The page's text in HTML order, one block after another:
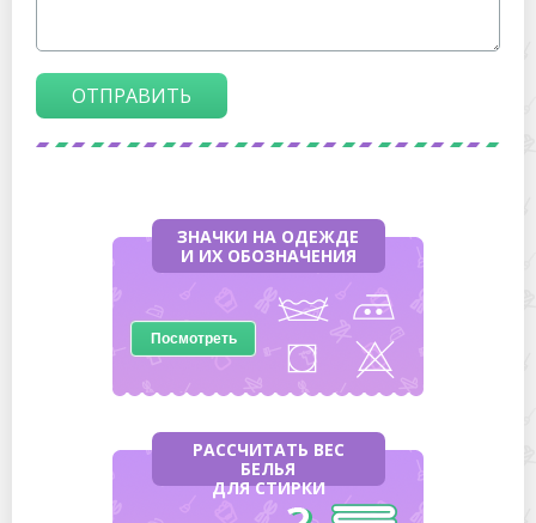
ОТПРАВИТЬ
ЗНАЧКИ НА ОДЕЖДЕ
И ИХ ОБОЗНАЧЕНИЯ
Посмотреть
РАССЧИТАТЬ ВЕС
БЕЛЬЯ
ДЛЯ СТИРКИ